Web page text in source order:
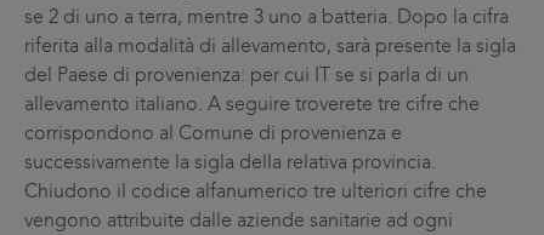
se 2 di uno a terra, mentre 3 uno a batteria. Dopo la cifra
riferita alla modalità di allevamento, sarà presente la sigla
del Paese di provenienza: per cui IT se si parla di un
allevamento italiano. A seguire troverete tre cifre che
corrispondono al Comune di provenienza e
successivamente la sigla della relativa provincia.
Chiudono il codice alfanumerico tre ulteriori cifre che
vengono attribuite dalle aziende sanitarie ad ogni